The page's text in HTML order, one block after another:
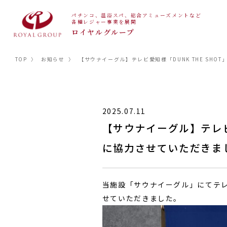
パチンコ、温浴スパ、総合アミューズメントなど
各種レジャー事業を展開
ロイヤルグループ
TOP 〉 お知らせ 〉 【サウナイーグル】テレビ愛知様「DUNK THE SHOT
2025.07.11
【サウナイーグル】テ
に協力させていただきま
当施設「サウナイーグル」にてテ
せていただきました。